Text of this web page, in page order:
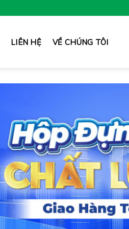
LIÊN HỆ VỀ CHÚNG TÔI